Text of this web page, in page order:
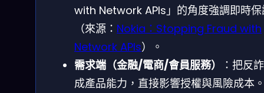
with Network APIs」的角度強調即時保
（來源： Nokia：Stopping Fraud with
Network APIs）。
需求端（金融/電商/會員服務）
：把反
成產品能力，直接影響授權與風險成本